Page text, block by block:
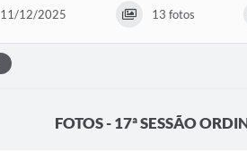
11/12/2025 13 fotos
FOTOS - 17ª SESSÃO